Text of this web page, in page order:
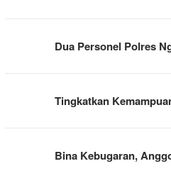
Dua Personel Polres
Tingkatkan
Bina Kebugaran,